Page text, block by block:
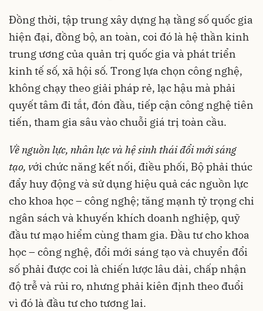
Đồng thời, tập trung xây dựng hạ tầng số quốc gia
hiện đại, đồng bộ, an toàn, coi đó là hệ thần kinh
trung ương của quản trị quốc gia và phát triển
kinh tế số, xã hội số. Trong lựa chọn công nghệ,
không chạy theo giải pháp rẻ, lạc hậu mà phải
quyết tâm đi tắt, đón đầu, tiếp cận công nghệ tiên
tiến, tham gia sâu vào chuỗi giá trị toàn cầu.
Về nguồnlực, nhânlựcvàhệsinh tháiđổi mớisáng
tạo, với chức năng kết nối, điều phối, Bộ phải thúc
đẩy huy động và sử dụng hiệu quả các nguồn lực
cho khoa học – công nghệ; tăng mạnh tỷ trọng chi
ngân sách và khuyến khích doanh nghiệp, quỹ
đầu tư mạo hiểm cùng tham gia. Đầu tư cho khoa
học – công nghệ, đổi mới sáng tạo và chuyển đổi
số phải được coi là chiến lược lâu dài, chấp nhận
độ trễ và rủi ro, nhưng phải kiên định theo đuổi
vì đó là đầu tư cho tương lai.